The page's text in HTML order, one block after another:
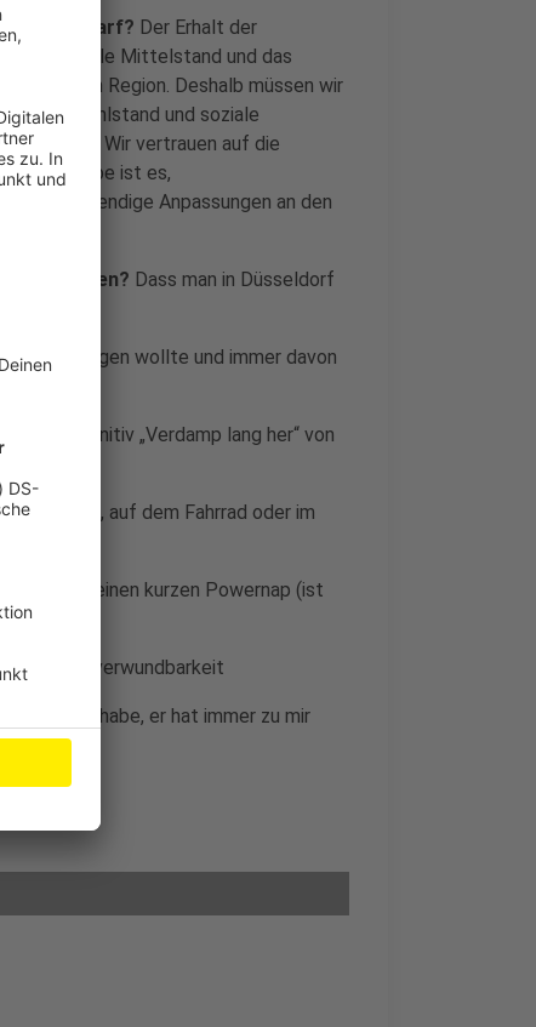
Der Erhalt der
industrielle Mittelstand und das
Region. Deshalb müssen wir
Wohlstand und soziale
Verboten. Wir vertrauen auf die
Aufgabe ist es,
die notwendige Anpassungen an den
erreichen? Dass man in Düsseldorf
jagen wollte und immer davon
Aber definitiv „Verdamp lang her“ von
Badewanne, auf dem Fahrrad oder im
für einen kurzen Powernap (ist
Unverwundbarkeit
angestellt habe, er hat immer zu mir